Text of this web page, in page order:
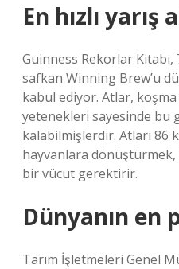
En hızlı yarış
Guinness Rekorlar Kitabı,
safkan Winning Brew’u
kabul ediyor. Atlar,
yetenekleri sayesinde bu
kalabilmişlerdir. Atları 86
hayvanlara dönüştürmek,
bir vücut gerektirir.
Dünyanın en
Tarım İşletmeleri Genel